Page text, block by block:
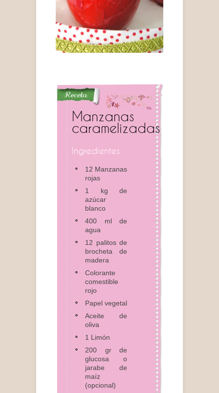
Manzanas
caramelizadas
Ingredientes
12 Manzanas
rojas
1 kg de
azúcar
blanco
400 ml de
agua
12 palitos de
brocheta de
madera
Colorante
comestible
rojo
Papel vegetal
Aceite de
oliva
1 Limón
200 gr de
glucosa o
jarabe de
maíz
(opcional)